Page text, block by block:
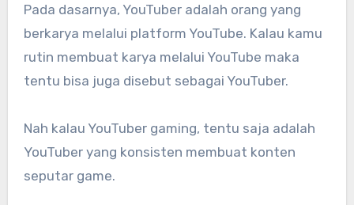
Pada dasarnya, YouTuber adalah orang yang
berkarya melalui platform YouTube. Kalau kamu
rutin membuat karya melalui YouTube maka
tentu bisa juga disebut sebagai YouTuber.
Nah kalau YouTuber gaming, tentu saja adalah
YouTuber yang konsisten membuat konten
seputar game.